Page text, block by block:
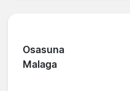
Osasuna
Malaga